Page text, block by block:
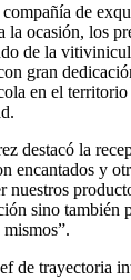
de
la ocasión, los
de la
gran
en el
destacó la
encantados y
sino también
de trayectoria